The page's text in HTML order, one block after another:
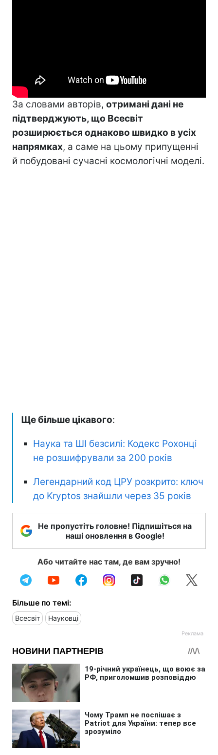
За словами авторів, отримані дані не
підтверджують, що Всесвіт
розширюється однаково швидко в усіх
напрямках, а саме на цьому припущенні
й побудовані сучасні космологічні моделі.
Ще більше цікавого:
Наука та ШІ безсилі: Кодекс Рохонці
не розшифрували за 200 років
Легендарний код ЦРУ розкрито: ключ
до Kryptos знайшли через 35 років
Не пропустіть головне! Підпишіться на
наші оновлення в Google!
Або читайте нас там, де вам зручно!
Більше по темі:
Всесвіт Науковці